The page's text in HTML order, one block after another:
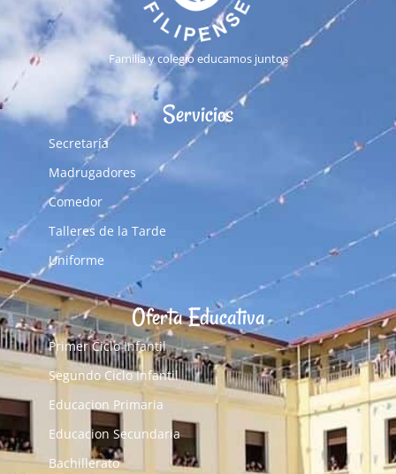
Familia y colegio educamos juntos
Servicios
Secretaría
Madrugadores
Comedor
Talleres de la Tarde
Uniforme
Oferta Educativa
Primer Ciclo Infantil
Segundo Ciclo Infantil
Educacion Primaria
Educacion Secundaria
Bachillerato